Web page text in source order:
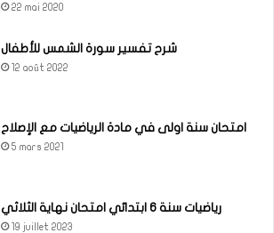
22 mai 2020
شرح تفسير سورة الشمس للأطفال
12 août 2022
امتحان سنة اولى في مادة الرياضيات مع الإصلاح
5 mars 2021
رياضيات سنة 6 ابتدائي امتحان نهاية الثلاثي
19 juillet 2023